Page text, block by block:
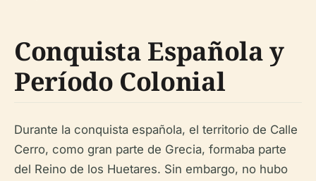
Conquista Española y
Período Colonial
Durante la conquista española, el territorio de Calle
Cerro, como gran parte de Grecia, formaba parte
del Reino de los Huetares. Sin embargo, no hubo